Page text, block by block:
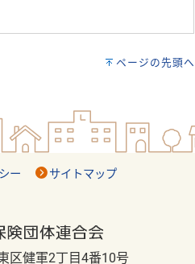
ページの先頭へ
ー サイトマップ
区健軍2丁目4番10号